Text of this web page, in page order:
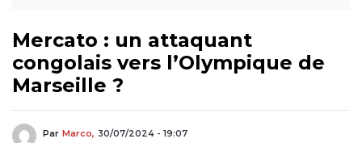
Mercato : un attaquant
congolais vers l’Olympique de
Marseille ?
Par Marco, 30/07/2024 - 19:07